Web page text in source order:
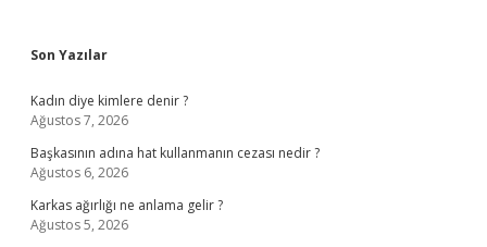
Sidebar
Son Yazılar
Kadın diye kimlere denir ?
Ağustos 7, 2026
Başkasının adına hat kullanmanın cezası nedir ?
Ağustos 6, 2026
Karkas ağırlığı ne anlama gelir ?
Ağustos 5, 2026